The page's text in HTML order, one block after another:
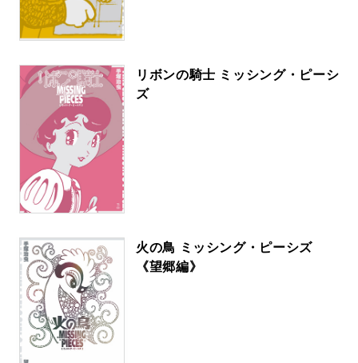
リボンの騎士 ミッシング・ピーシ
ズ
火の鳥 ミッシング・ピーシズ
《望郷編》